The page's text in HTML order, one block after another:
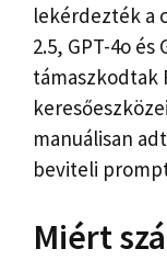
lekérdezték a
2.5, GPT-4o
támaszkodtak
manuálisan
beviteli
Miért